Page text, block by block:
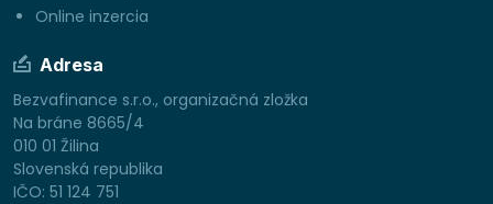
Online inzercia
Adresa
Bezvafinance s.r.o., organizačná zložka
Na bráne 8665/4
010 01 Žilina
Slovenská republika
IČO: 51 124 751